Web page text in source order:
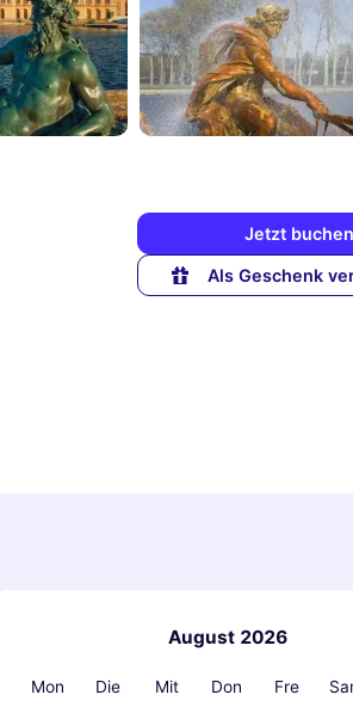
Jetzt buchen
Als Geschenk
August 2026
Mon Die Mit Don Fre